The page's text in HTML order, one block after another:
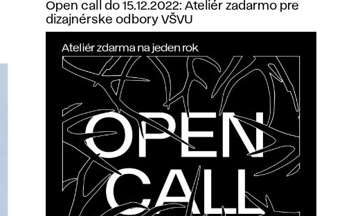
Open call do 15.12.2022: Ateliér zadarmo pre
dizajnérske odbory VŠVU